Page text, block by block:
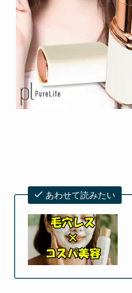
あわせて読みたい